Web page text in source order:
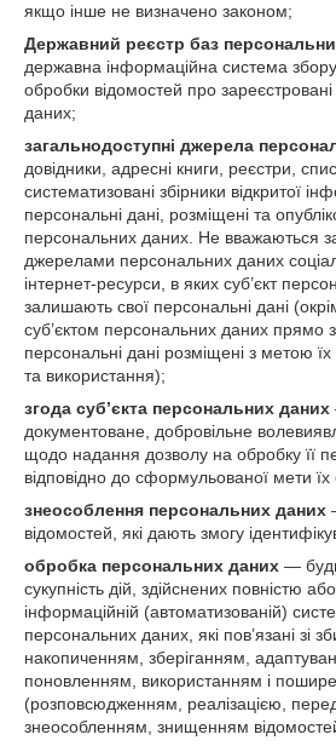
якщо інше не визначено законом;
Державний реєстр баз
державна інформаційна система
обробки відомостей про
даних;
загальнодоступні джерела
довідники, адресні книги, реєстри,
систематизовані збірники відкритої
персональні дані, розміщені та
персональних даних. Не вважаються
джерелами персональних даних
інтернет-ресурси, в яких суб’єкт
залишають свої персональні дані
суб’єктом персональних даних прямо
персональні дані розміщені з метою
та використання);
згода суб’єкта персональних даних
документоване, добровільне
щодо надання дозволу на обробку її
відповідно до сформульованої мети
знеособлення персональних даних
відомостей, які дають змогу
обробка персональних даних —
сукупність дій, здійснених повністю
інформаційній (автоматизованій)
персональних даних, які пов’язані зі
накопиченням, зберіганням,
поновленням, використанням і
(розповсюдженням, реалізацією,
знеособленням, знищенням